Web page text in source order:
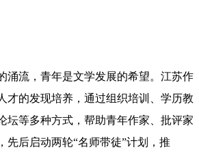
流，青年是文学发展的希望。江苏作
才的发现培养，通过组织培训、学历教
坛等多种方式，帮助青年作家、批评家
先后启动两轮“名师带徒”计划，推